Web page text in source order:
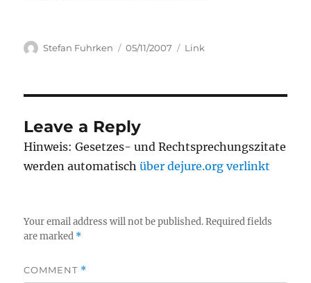
Author
Stefan Fuhrken
Posted
05/11/2007 Categories
Link
Leave a Reply
Hinweis: Gesetzes- und Rechtsprechungszitate
werden automatischüber dejure.org verlinkt
Your email address will not be published. Required fields
are marked *
COMMENT *